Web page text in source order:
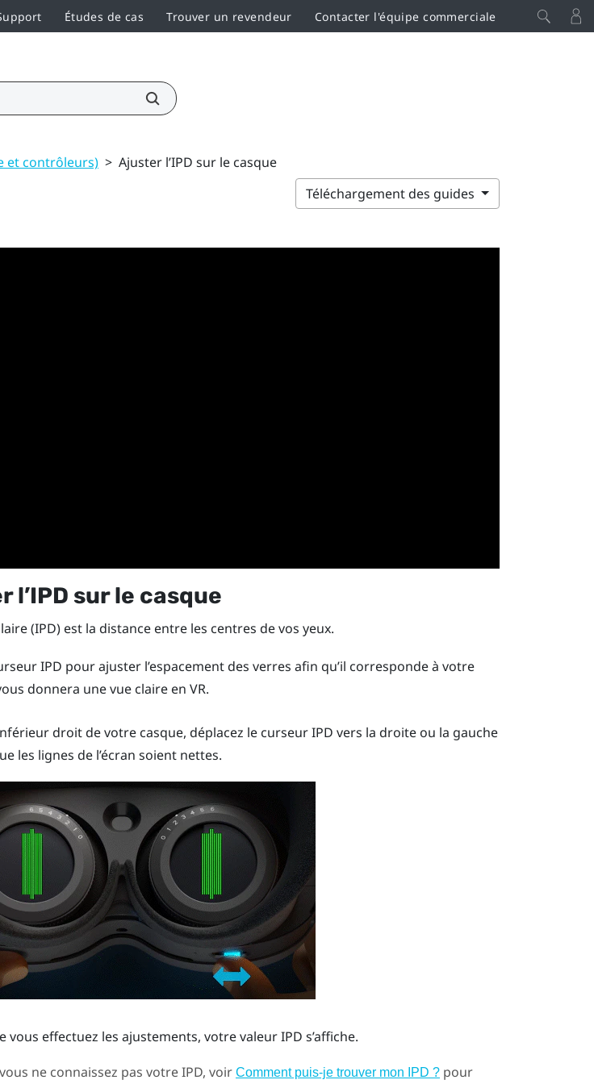
Études de cas Trouver un revendeur Contacter l'équipe commerciale
et contrôleurs) > Ajuster l’IPD sur le casque
Téléchargement des guides
l’IPD sur le casque
(IPD) est la distance entre les centres de vos yeux.
IPD pour ajuster l’espacement des verres afin qu’il corresponde à votre
donnera une vue claire en VR.
droit de votre casque, déplacez le curseur IPD vers la droite ou la gauche
les lignes de l’écran soient nettes.
vous effectuez les ajustements, votre valeur IPD s’affiche.
ne connaissez pas votre IPD, voir Comment puis-je trouver mon IPD ?pour